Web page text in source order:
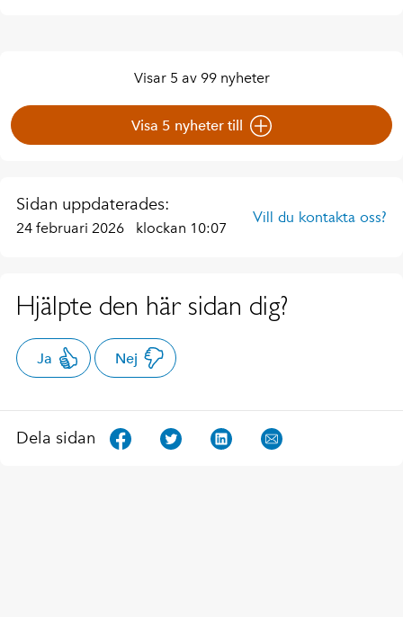
Visar 5 av 99 nyheter
Visa 5 nyheter till
Sidan uppdaterades:
24 februari 2026 klockan 10:07
Vill du kontakta oss?
Hjälpte den här sidan dig?
Ja Nej
Dela sidan